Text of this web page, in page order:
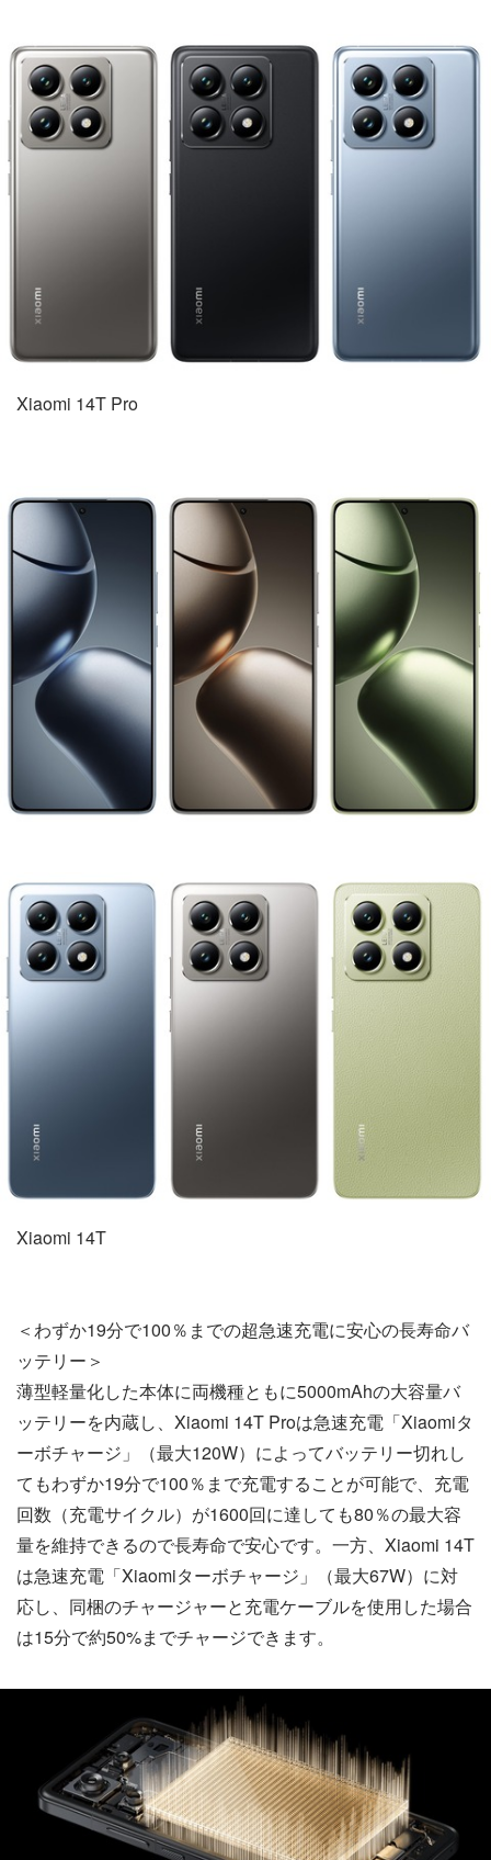
Xiaomi 14T Pro
Xiaomi 14T
＜わずか19分で100％までの超急速充電に安心の長寿命バ
ッテリー＞
薄型軽量化した本体に両機種ともに5000mAhの大容量バ
ッテリーを内蔵し、Xiaomi 14T Proは急速充電「Xiaomiタ
ーボチャージ」（最大120W）によってバッテリー切れし
てもわずか19分で100％まで充電することが可能で、充電
回数（充電サイクル）が1600回に達しても80％の最大容
量を維持できるので長寿命で安心です。一方、Xiaomi 14T
は急速充電「Xiaomiターボチャージ」（最大67W）に対
応し、同梱のチャージャーと充電ケーブルを使用した場合
は15分で約50%までチャージできます。